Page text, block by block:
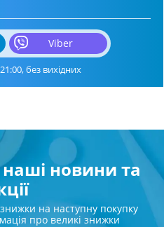
Viber
без вихідних
новини та
на наступну покупку
про великі знижки